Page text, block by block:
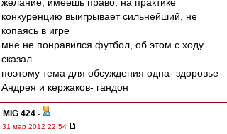
конкуренцию выигрывает сильнейший, не
копаясь в игре
мне не понравился футбол, об этом с ходу
сказал
поэтому тема для обсуждения одна- здоровье
Андрея и кержаков- гандон
MIG 424 -
31 мар 2012 22:54